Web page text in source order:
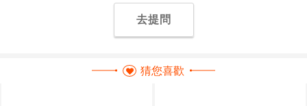
去提問
猜您喜歡